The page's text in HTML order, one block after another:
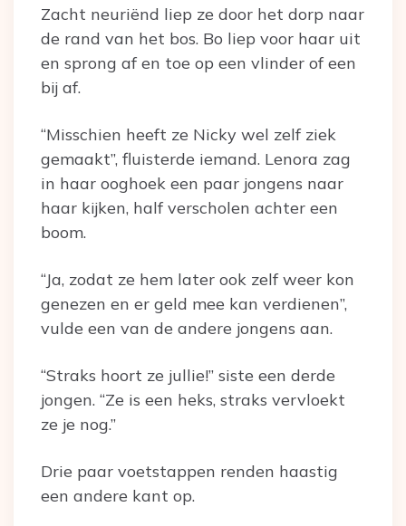
Zacht neuriënd liep ze door het dorp naar
de rand van het bos. Bo liep voor haar uit
en sprong af en toe op een vlinder of een
bij af.
“Misschien heeft ze Nicky wel zelf ziek
gemaakt”, fluisterde iemand. Lenora zag
in haar ooghoek een paar jongens naar
haar kijken, half verscholen achter een
boom.
“Ja, zodat ze hem later ook zelf weer kon
genezen en er geld mee kan verdienen”,
vulde een van de andere jongens aan.
“Straks hoort ze jullie!” siste een derde
jongen. “Ze is een heks, straks vervloekt
ze je nog.”
Drie paar voetstappen renden haastig
een andere kant op.